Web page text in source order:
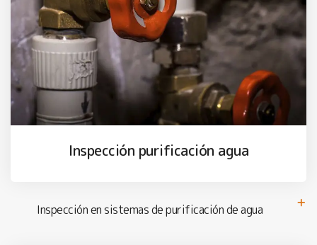
Inspección purificación agua
Inspección en sistemas de purificación de agua